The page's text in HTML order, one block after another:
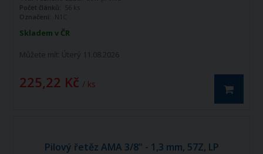
Skladem v ČR
Můžete mít: Úterý 11.08.2026
225,22 Kč / ks
Počet článků:
56 ks
Označení: N1C
Pilový řetěz AMA 3/8" - 1,3 mm, 57Z, LP